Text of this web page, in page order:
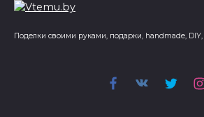
Поделки своими руками, подарки, handmade, DIY,